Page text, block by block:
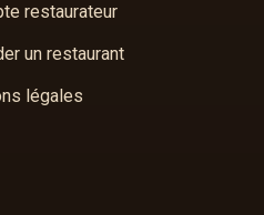
restaurateur
un restaurant
légales